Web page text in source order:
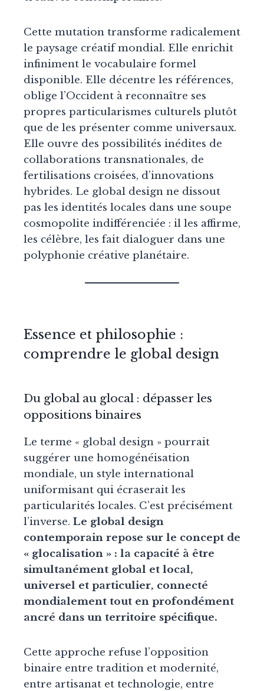
Cette mutation transforme radicalement
le paysage créatif mondial. Elle enrichit
infiniment le vocabulaire formel
disponible. Elle décentre les références,
oblige l’Occident à reconnaître ses
propres particularismes culturels plutôt
que de les présenter comme universaux.
Elle ouvre des possibilités inédites de
collaborations transnationales, de
fertilisations croisées, d’innovations
hybrides. Le global design ne dissout
pas les identités locales dans une soupe
cosmopolite indifférenciée : il les affirme,
les célèbre, les fait dialoguer dans une
polyphonie créative planétaire.
Essence et philosophie :
comprendre le global design
Du global au glocal : dépasser les
oppositions binaires
Le terme « global design » pourrait
suggérer une homogénéisation
mondiale, un style international
uniformisant qui écraserait les
particularités locales. C’est précisément
l’inverse. Le global design
contemporain repose sur le concept de
« glocalisation » : la capacité à être
simultanément global et local,
universel et particulier, connecté
mondialement tout en profondément
ancré dans un territoire spécifique.
Cette approche refuse l’opposition
binaire entre tradition et modernité,
entre artisanat et technologie, entre